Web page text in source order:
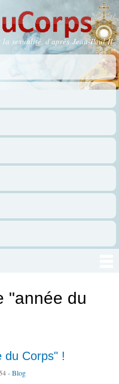
sexualité, d'après Jean-Paul II
"année du
du Corps" !
-Blog